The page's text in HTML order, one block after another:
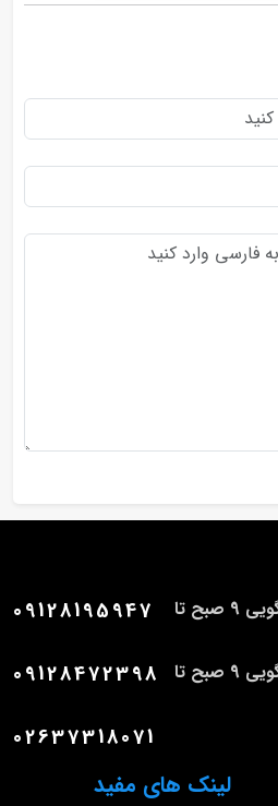
لینک های مفید
کارشناس فروش (پاسخگویی 9 صبح تا
09128195947
کارشناس فروش (پاسخگویی 9 صبح تا
09128472398
02637318071